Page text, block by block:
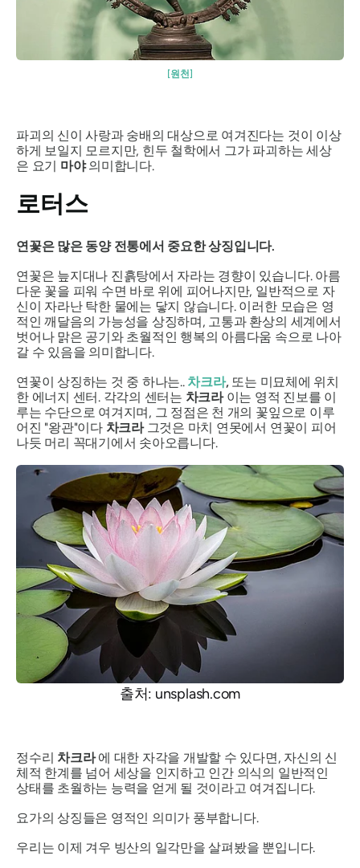
[원천]
파괴의 신이 사랑과 숭배의 대상으로 여겨진다는 것이 이상
하게 보일지 모르지만, 힌두 철학에서 그가 파괴하는 세상
은 요기 마야의미합니다.
로터스
연꽃은 많은 동양 전통에서 중요한 상징입니다.
연꽃은 늪지대나 진흙탕에서 자라는 경향이 있습니다. 아름
다운 꽃을 피워 수면 바로 위에 피어나지만, 일반적으로 자
신이 자라난 탁한 물에는 닿지 않습니다. 이러한 모습은 영
적인 깨달음의 가능성을 상징하며, 고통과 환상의 세계에서
벗어나 맑은 공기와 초월적인 행복의 아름다움 속으로 나아
갈 수 있음을 의미합니다.
연꽃이 상징하는 것 중 하나는.. 차크라,또는 미묘체에 위치
한 에너지 센터. 각각의 센터는 차크라이는 영적 진보를 이
루는 수단으로 여겨지며, 그 정점은 천 개의 꽃잎으로 이루
어진 "왕관"이다 차크라 그것은 마치 연못에서 연꽃이 피어
나듯 머리 꼭대기에서 솟아오릅니다.
출처: unsplash.com
정수리 차크라에 대한 자각을 개발할 수 있다면, 자신의 신
체적 한계를 넘어 세상을 인지하고 인간 의식의 일반적인
상태를 초월하는 능력을 얻게 될 것이라고 여겨집니다.
요가의 상징들은 영적인 의미가 풍부합니다.
우리는 이제 겨우 빙산의 일각만을 살펴봤을 뿐입니다.